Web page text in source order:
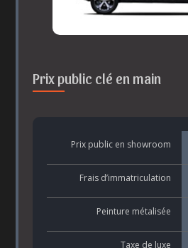
Prix public clé en main
Prix public en showroom
Frais d’immatriculation
Peinture métalisée
Taxe de luxe